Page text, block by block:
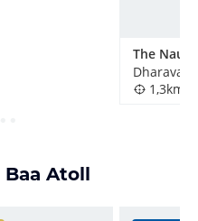
1,3km
Atoll